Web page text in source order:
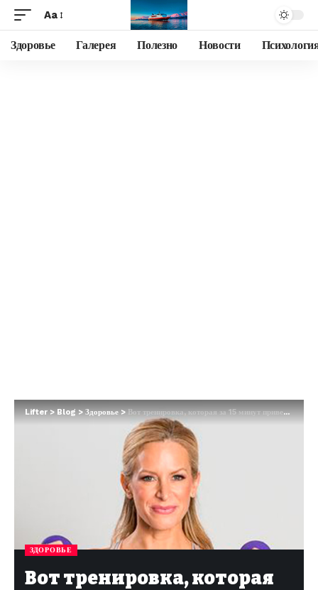
Aa
Здоровье Галерея Полезно Новости
Lifter>Blog>Здоровье>Вот тренировка, которая за 15 минут приведет в норму все тело с головы до пят
ЗДОРОВЬЕ
Вот тренировка, которая